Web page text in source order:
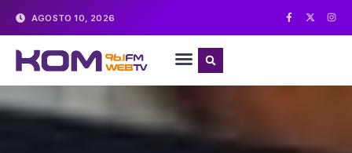
AGOSTO 10, 2026